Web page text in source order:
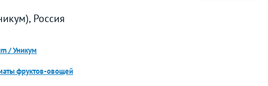
Россия
/ Уникум
фруктов-овощей